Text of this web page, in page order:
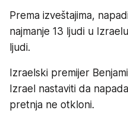
Prema izveštajima,
najmanje 13 ljudi u
ljudi.
Izraelski premijer
Izrael nastaviti da
pretnja ne otkloni.